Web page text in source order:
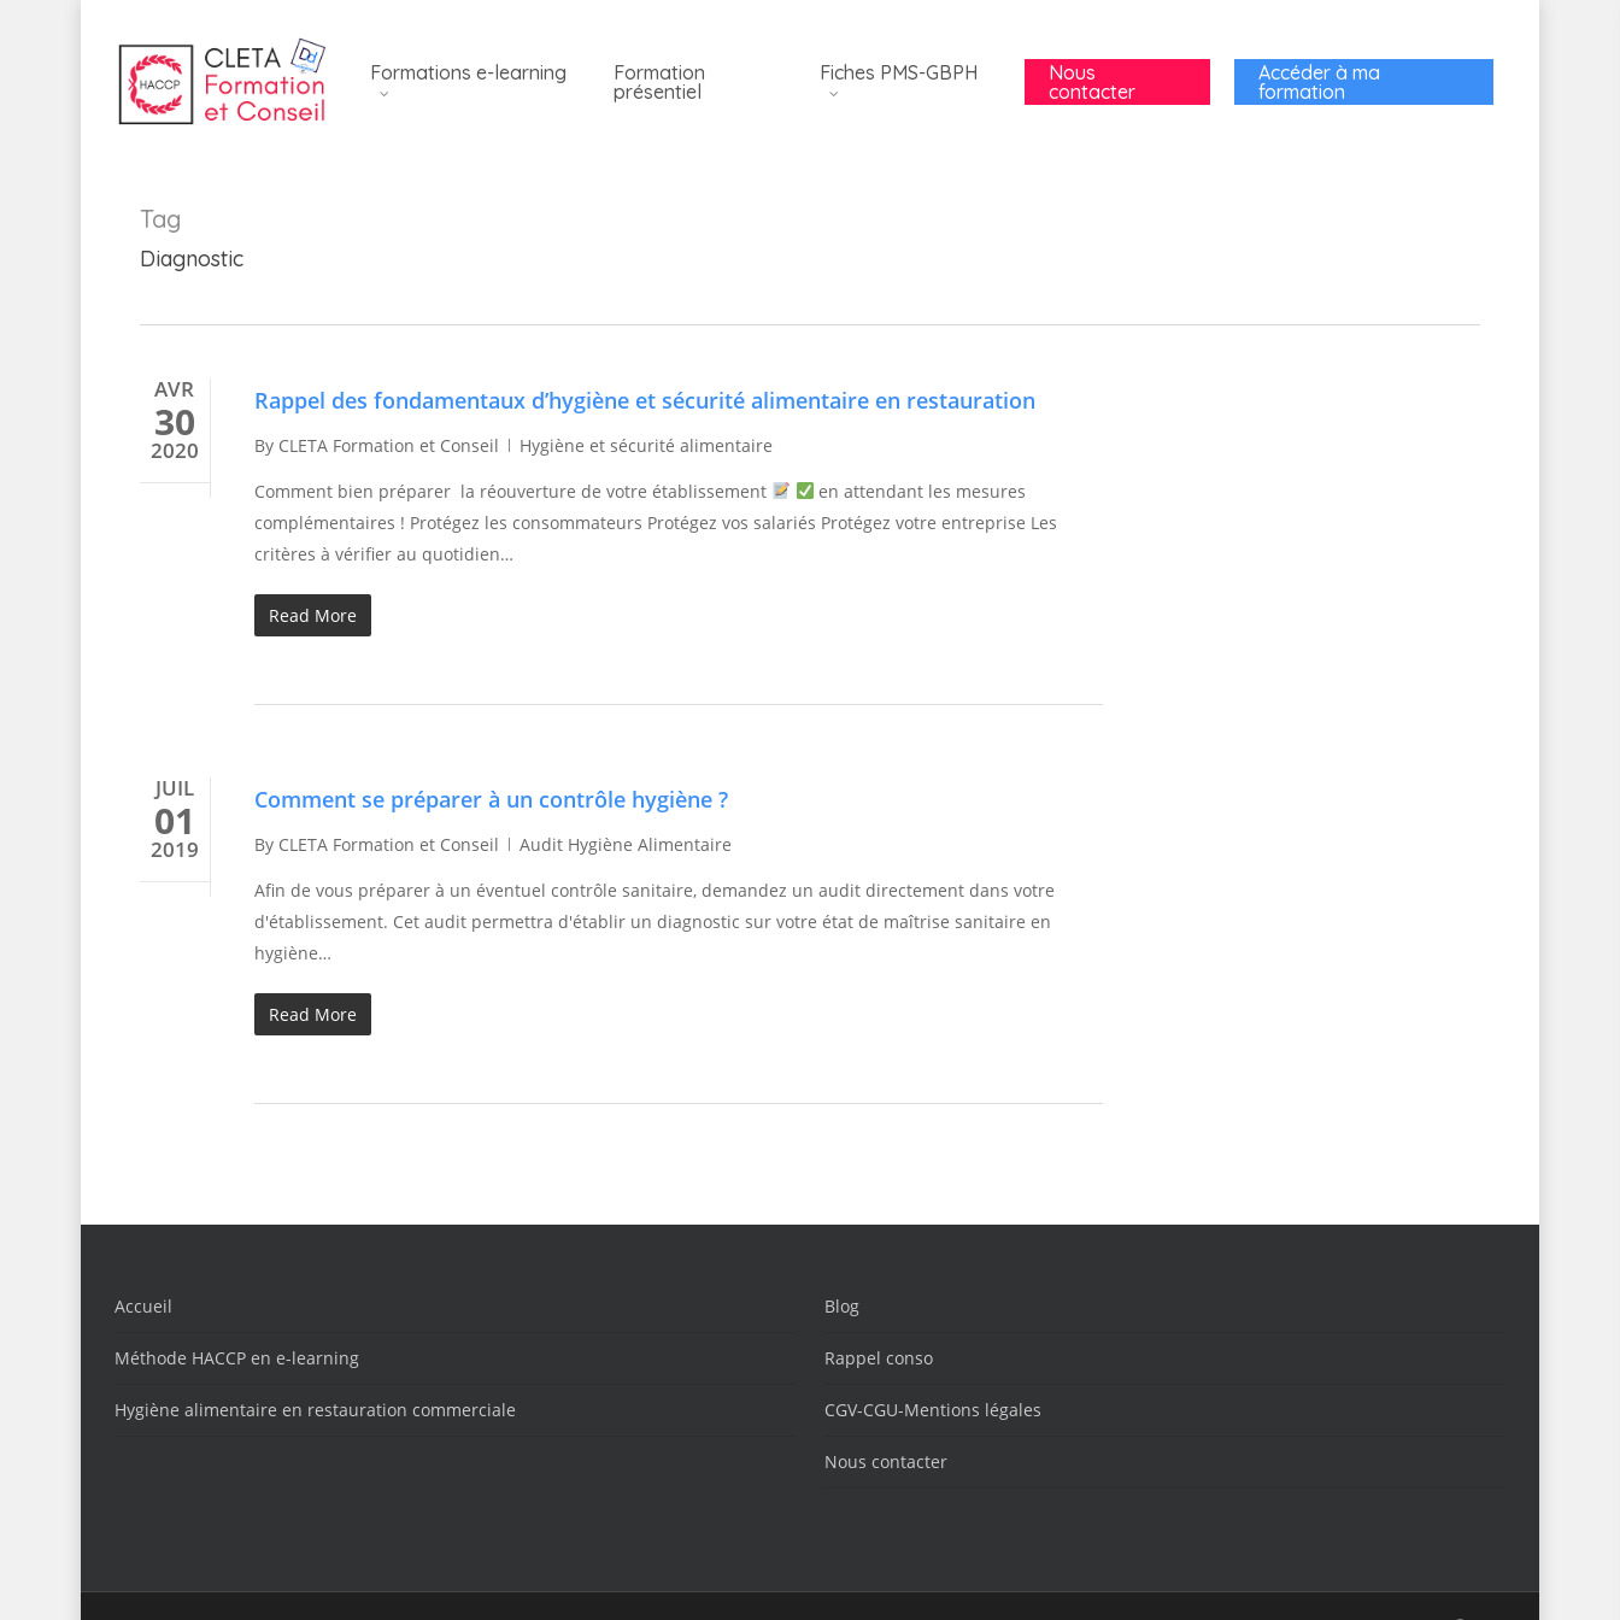
Formations e-learning
Formation
présentiel
Fiches PMS-GBPH
Nous
contacter
Accéder à ma
formation
Tag
Diagnostic
AVR
30
2020
Rappel des fondamentaux d’hygiène et sécurité alimentaire en restauration
By CLETA Formation et Conseil
Hygiène et sécurité alimentaire
Comment bien préparer la réouverture de votre établissement
en attendant les mesures
complémentaires ! Protégez les consommateurs Protégez vos salariés Protégez votre entreprise Les
critères à vérifier au quotidien…
Read More
JUIL
01
2019
Comment se préparer à un contrôle hygiène ?
By CLETA Formation et Conseil
Audit Hygiène Alimentaire
Afin de vous préparer à un éventuel contrôle sanitaire, demandez un audit directement dans votre
d'établissement. Cet audit permettra d'établir un diagnostic sur votre état de maîtrise sanitaire en
hygiène…
Read More
Accueil
Méthode HACCP en e-learning
Hygiène alimentaire en restauration commerciale
Blog
Rappel conso
CGV-CGU-Mentions légales
Nous contacter